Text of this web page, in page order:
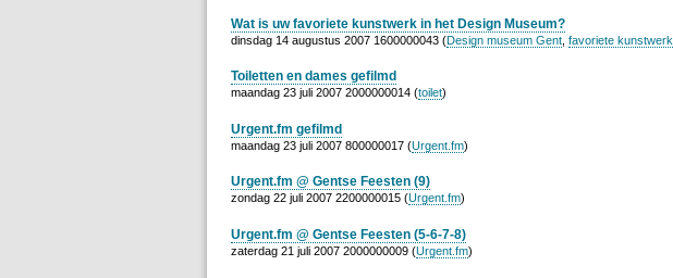
Wat is uw favoriete kunstwerk in het Design Museum?
dinsdag 14 augustus 2007 1600000043 (Design museum Gent favoriete kunstwerk
Toiletten en dames gefilmd
maandag 23 juli 2007 2000000014 (toilet)
Urgent.fm gefilmd
maandag 23 juli 2007 800000017 (Urgent.fm)
Urgent.fm @ Gentse Feesten (9)
zondag 22 juli 2007 2200000015 (Urgent.fm)
Urgent.fm @ Gentse Feesten (5-6-7-8)
zaterdag 21 juli 2007 2000000009 (Urgent.fm)